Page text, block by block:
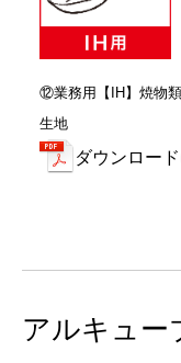
⑫業務用【IH】焼物
生地
ダウンロー
アルキュー